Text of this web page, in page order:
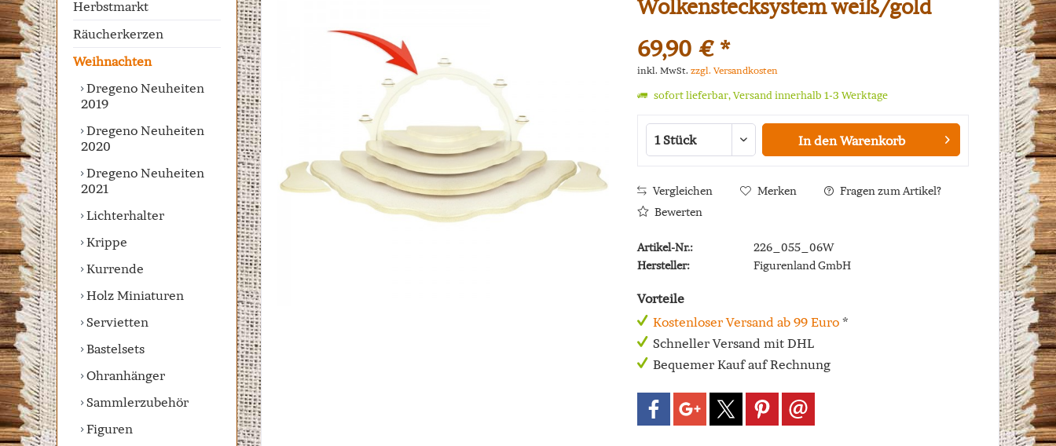
Herbstmarkt
Räucherkerzen
Weihnachten
Dregeno Neuheiten
2019
Dregeno Neuheiten
2020
Dregeno Neuheiten
2021
Lichterhalter
Krippe
Kurrende
Holz Miniaturen
Servietten
Bastelsets
Ohranhänger
Sammlerzubehör
Figuren
Wolkenstecksystem weiß/gold
69,90 € *
inkl. MwSt. zzgl. Versandkosten
sofort lieferbar, Versand innerhalb 1-3 Werktage
In den Warenkorb
Vergleichen Merken
Fragen zum Artikel?
Bewerten
Artikel-Nr.:
226_055_06W
Hersteller:
Figurenland GmbH
Vorteile
Kostenloser Versand ab 99 Euro*
Schneller Versand mit DHL
Bequemer Kauf auf Rechnung